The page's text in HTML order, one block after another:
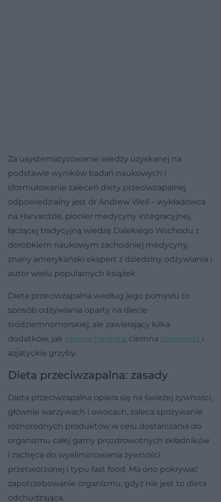
Za usystematyzowanie wiedzy uzyskanej na
podstawie wyników badań naukowych i
sformułowanie zaleceń diety przeciwzapalnej
odpowiedzialny jest dr Andrew Weil – wykładowca
na Harvardzie, pionier medycyny integracyjnej,
łączącej tradycyjną wiedzę Dalekiego Wschodu z
dorobkiem naukowym zachodniej medycyny,
znany amerykański ekspert z dziedziny odżywiania i
autor wielu popularnych książek.
Dieta przeciwzapalna według jego pomysłu to
sposób odżywiania oparty na diecie
śródziemnomorskiej, ale zawierający kilka
dodatków, jak zielona herbata, ciemna czekolada i
azjatyckie grzyby.
Dieta przeciwzapalna: zasady
Dieta przeciwzapalna opiera się na świeżej żywności,
głównie warzywach i owocach, zaleca spożywanie
różnorodnych produktów w celu dostarczania do
organizmu całej gamy prozdrowotnych składników
i zachęca do wyeliminowania żywności
przetworzonej i typu fast food. Ma ono pokrywać
zapotrzebowanie organizmu, gdyż nie jest to dieta
odchudzająca.